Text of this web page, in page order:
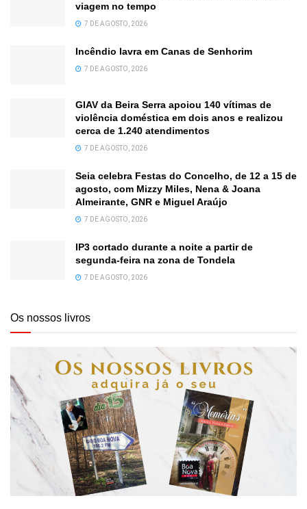
viagem no tempo
7 DE AGOSTO, 2026
Incêndio lavra em Canas de Senhorim
7 DE AGOSTO, 2026
GIAV da Beira Serra apoiou 140 vítimas de
violência doméstica em dois anos e realizou
cerca de 1.240 atendimentos
7 DE AGOSTO, 2026
Seia celebra Festas do Concelho, de 12 a 15 de
agosto, com Mizzy Miles, Nena & Joana
Almeirante, GNR e Miguel Araújo
7 DE AGOSTO, 2026
IP3 cortado durante a noite a partir de
segunda-feira na zona de Tondela
7 DE AGOSTO, 2026
Os nossos livros